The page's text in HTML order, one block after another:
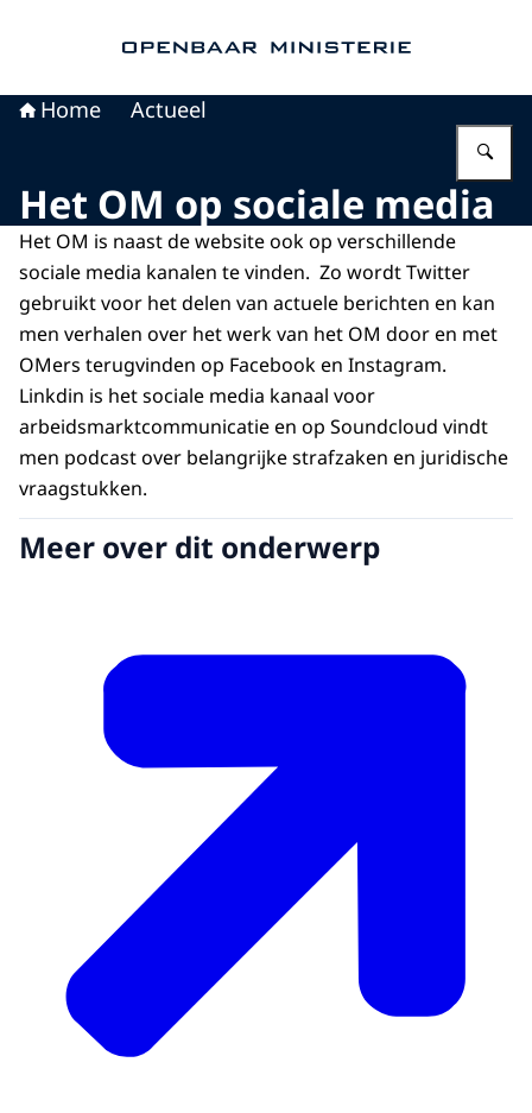
Home Actueel
Het OM op sociale media
Het OM is naast de website ook op verschillende
sociale media kanalen te vinden. Zo wordt Twitter
gebruikt voor het delen van actuele berichten en kan
men verhalen over het werk van het OM door en met
OMers terugvinden op Facebook en Instagram.
Linkdin is het sociale media kanaal voor
arbeidsmarktcommunicatie en op Soundcloud vindt
men podcast over belangrijke strafzaken en juridische
vraagstukken.
Meer over dit onderwerp